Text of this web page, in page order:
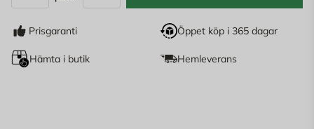
Prisgaranti Öppet köp i 365 dagar
Hämta i butik Hemleverans